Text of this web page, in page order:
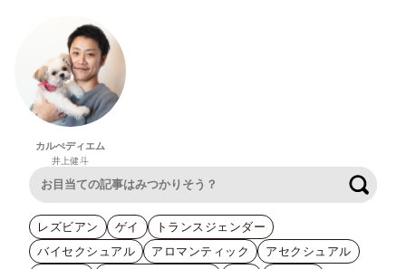
カルぺディエム
井上健斗
レズビアン ゲイ
トランスジェンダー
バイセクシュアル
アロマンティック
アセクシュアル